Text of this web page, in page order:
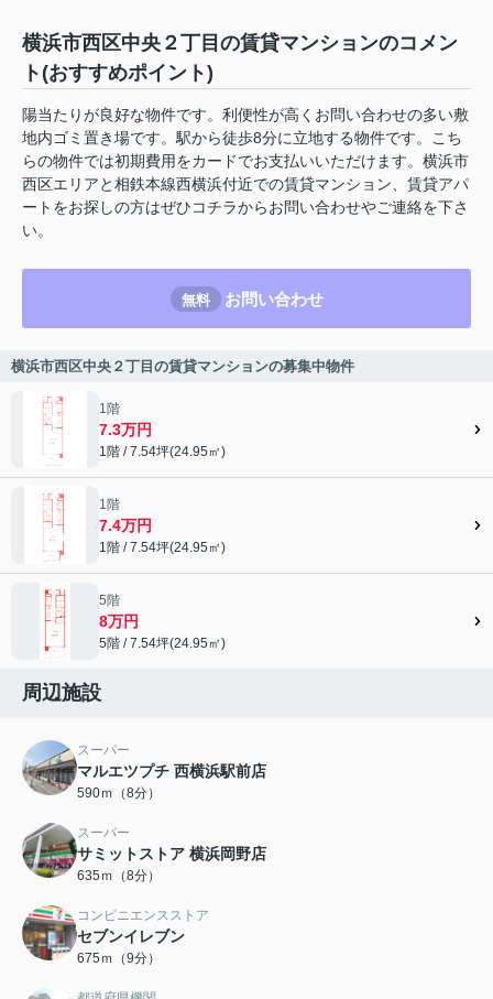
横浜市西区中央２丁目の賃貸マンションのコメン
ト(おすすめポイント)
陽当たりが良好な物件です。利便性が高くお問い合わせの多い敷
地内ゴミ置き場です。駅から徒歩8分に立地する物件です。こち
らの物件では初期費用をカードでお支払いいただけます。横浜市
西区エリアと相鉄本線西横浜付近での賃貸マンション、賃貸アパ
ートをお探しの方はぜひコチラからお問い合わせやご連絡を下さ
い。
無料 お問い合わせ
横浜市西区中央２丁目の賃貸マンションの募集中物件
1階
7.3万円
1階 / 7.54坪(24.95㎡)
1階
7.4万円
1階 / 7.54坪(24.95㎡)
5階
8万円
5階 / 7.54坪(24.95㎡)
周辺施設
スーパー
マルエツプチ 西横浜駅前店
590ｍ（8分）
スーパー
サミットストア 横浜岡野店
635ｍ（8分）
コンビニエンスストア
セブンイレブン
675ｍ（9分）